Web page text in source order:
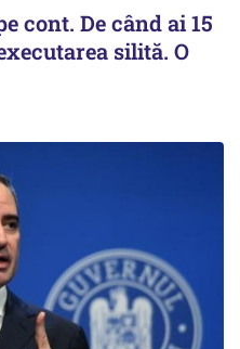
cont. De când ai 15
silită. O